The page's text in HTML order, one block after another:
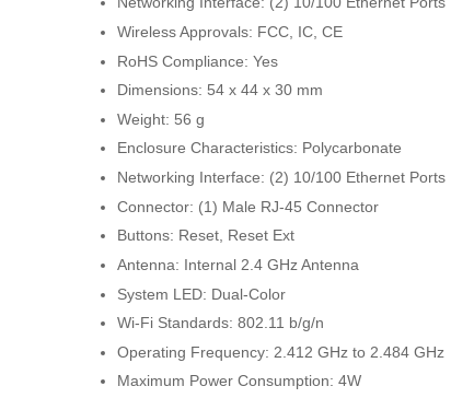
Wireless Approvals: FCC, IC, CE
RoHS Compliance: Yes
Dimensions: 54 x 44 x 30 mm
Weight: 56 g
Enclosure Characteristics: Polycarbonate
Networking Interface: (2) 10/100 Ethernet Ports
Connector: (1) Male RJ-45 Connector
Buttons: Reset, Reset Ext
Antenna: Internal 2.4 GHz Antenna
System LED: Dual-Color
Wi-Fi Standards: 802.11 b/g/n
Operating Frequency: 2.412 GHz to 2.484 GHz
Maximum Power Consumption: 4W